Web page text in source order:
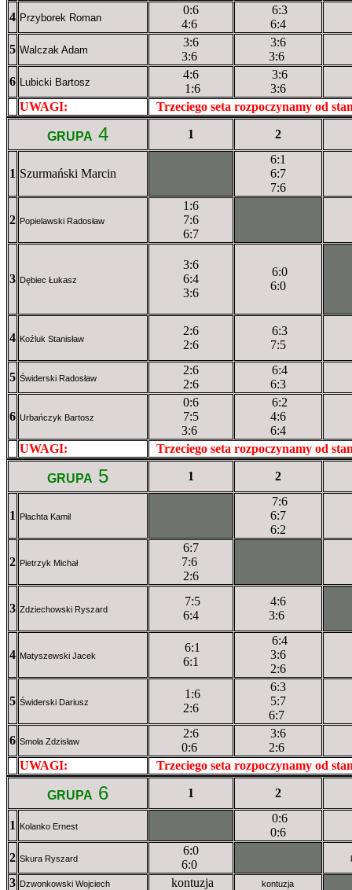
4 Przyborek Roman
0:6
4:6
6:3
6:4
5 Walczak Adam
3:6
3:6
3:6
3:6
6 Lubicki Bartosz
4:6
1:6
3:6
3:6
UWAGI:
Trzeciego seta rozpoczynamy od
GRUPA 4 1 2
1 Szurmański Marcin
6:1
6:7
7:6
2 Popielawski Radosław
1:6
7:6
6:7
3 Dębiec Łukasz
3:6
6:4
3:6
6:0
6:0
4 Koźluk Stanisław
2:6
2:6
6:3
7:5
5 Świderski Radosław
2:6
2:6
6:4
6:3
6 Urbańczyk Bartosz
0:6
7:5
3:6
6:2
4:6
6:4
UWAGI:
Trzeciego seta rozpoczynamy od
GRUPA 5 1 2
1 Płachta Kamil
7:6
6:7
6:2
2 Pietrzyk Michał
6:7
7:6
2:6
3 Zdziechowski Ryszard
7:5
6:4
4:6
3:6
4 Matyszewski Jacek
6:1
6:1
6:4
3:6
2:6
5 Świderski Dariusz
1:6
2:6
6:3
5:7
6:7
6 Smoła Zdzisław
2:6
0:6
3:6
2:6
UWAGI:
Trzeciego seta rozpoczynamy od
GRUPA 6 1 2
1 Kolanko Ernest
0:6
0:6
2 Skura Ryszard
6:0
6:0
3 Dzwonkowski Wojciech kontuzja kontuzja